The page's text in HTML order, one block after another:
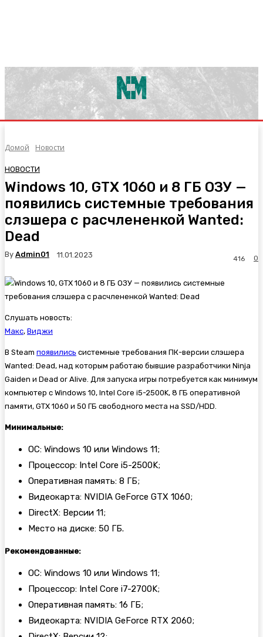
Домой Новости
НОВОСТИ
Windows 10, GTX 1060 и 8 ГБ ОЗУ —
появились системные требования
слэшера с расчлененкой Wanted:
Dead
By Admin01 11.01.2023 0
416
Слушать новость:
Макс, Виджи
В Steam появились системные требования ПК-версии слэшера
Wanted: Dead, над которым работаю бывшие разработчики Ninja
Gaiden и Dead or Alive. Для запуска игры потребуется как минимум
компьютер с Windows 10, Intel Core i5-2500K, 8 ГБ оперативной
памяти, GTX 1060 и 50 ГБ свободного места на SSD/HDD.
Минимальные:
ОС: Windows 10 или Windows 11;
Процессор: Intel Core i5-2500K;
Оперативная память: 8 ГБ;
Видеокарта: NVIDIA GeForce GTX 1060;
DirectX: Версии 11;
Место на диске: 50 ГБ.
Рекомендованные:
ОС: Windows 10 или Windows 11;
Процессор: Intel Core i7-2700K;
Оперативная память: 16 ГБ;
Видеокарта: NVIDIA GeForce RTX 2060;